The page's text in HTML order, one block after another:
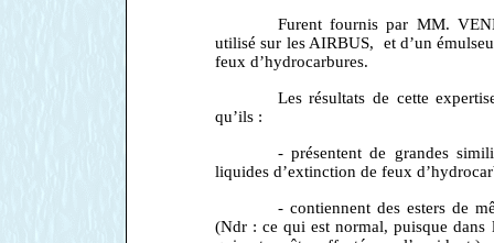
Furent fournis par MM.
utilisé sur les AIRBUS, et d’un
feux d’hydrocarbures.
Les résultats de cette
qu’ils :
- présentent de grandes
liquides d’extinction de feux
- contiennent des esters de
(Ndr : ce qui est normal, puisque dans